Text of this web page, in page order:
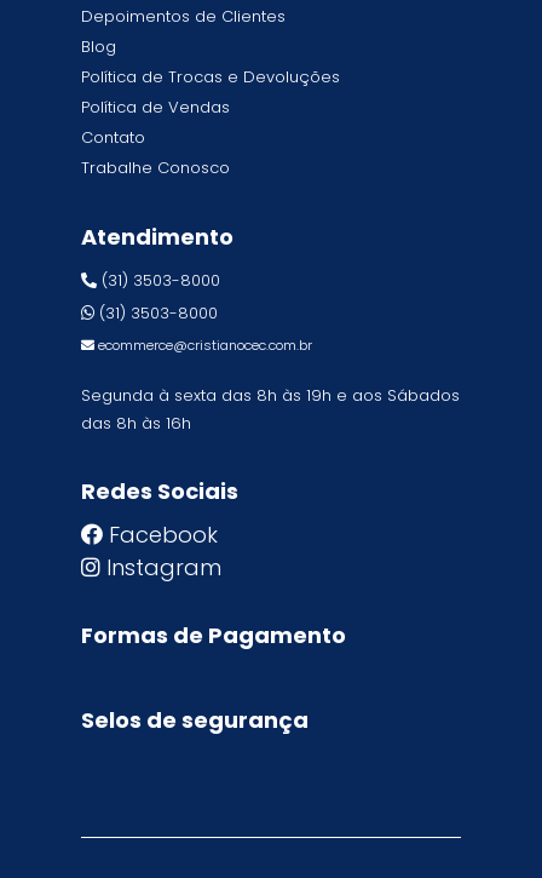
Depoimentos de Clientes
Blog
Política de Trocas e Devoluções
Política de Vendas
Contato
Trabalhe Conosco
Atendimento
(31) 3503-8000
(31) 3503-8000
ecommerce@cristianocec.com.br
Segunda à sexta das 8h às 19h e aos Sábados
das 8h às 16h
Redes Sociais
Facebook
Instagram
Formas de Pagamento
Selos de segurança